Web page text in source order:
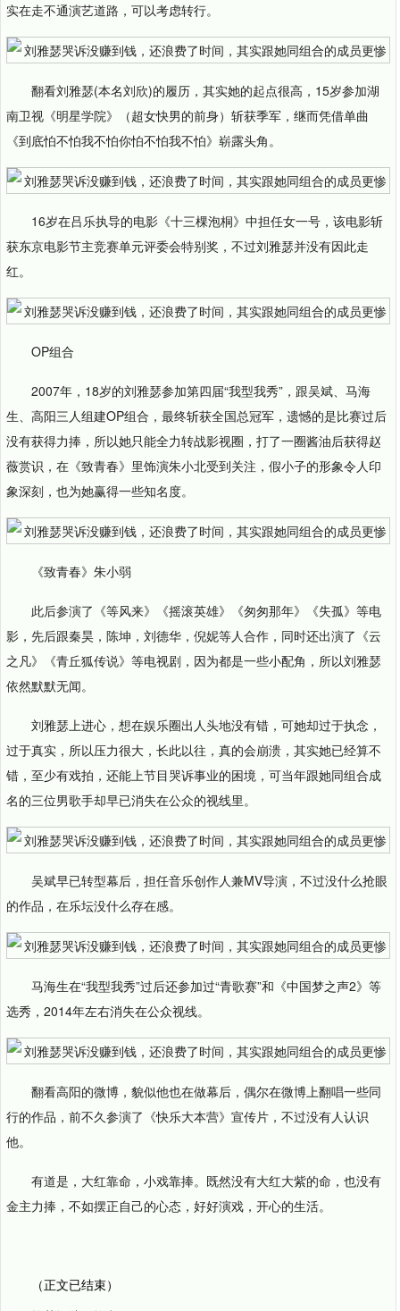
实在走不通演艺道路，可以考虑转行。
翻看刘雅瑟(本名刘欣)的履历，其实她的起点很高，15岁参加湖
南卫视《明星学院》（超女快男的前身）斩获季军，继而凭借单曲
《到底怕不怕我不怕你怕不怕我不怕》崭露头角。
16岁在吕乐执导的电影《十三棵泡桐》中担任女一号，该电影斩
获东京电影节主竞赛单元评委会特别奖，不过刘雅瑟并没有因此走
红。
OP组合
2007年，18岁的刘雅瑟参加第四届“我型我秀”，跟吴斌、马海
生、高阳三人组建OP组合，最终斩获全国总冠军，遗憾的是比赛过后
没有获得力捧，所以她只能全力转战影视圈，打了一圈酱油后获得赵
薇赏识，在《致青春》里饰演朱小北受到关注，假小子的形象令人印
象深刻，也为她赢得一些知名度。
《致青春》朱小弱
此后参演了《等风来》《摇滚英雄》《匆匆那年》《失孤》等电
影，先后跟秦昊，陈坤，刘德华，倪妮等人合作，同时还出演了《云
之凡》《青丘狐传说》等电视剧，因为都是一些小配角，所以刘雅瑟
依然默默无闻。
刘雅瑟上进心，想在娱乐圈出人头地没有错，可她却过于执念，
过于真实，所以压力很大，长此以往，真的会崩溃，其实她已经算不
错，至少有戏拍，还能上节目哭诉事业的困境，可当年跟她同组合成
名的三位男歌手却早已消失在公众的视线里。
吴斌早已转型幕后，担任音乐创作人兼MV导演，不过没什么抢眼
的作品，在乐坛没什么存在感。
马海生在“我型我秀”过后还参加过“青歌赛”和《中国梦之声2》等
选秀，2014年左右消失在公众视线。
翻看高阳的微博，貌似他也在做幕后，偶尔在微博上翻唱一些同
行的作品，前不久参演了《快乐大本营》宣传片，不过没有人认识
他。
有道是，大红靠命，小戏靠捧。既然没有大红大紫的命，也没有
金主力捧，不如摆正自己的心态，好好演戏，开心的生活。
（正文已结束）